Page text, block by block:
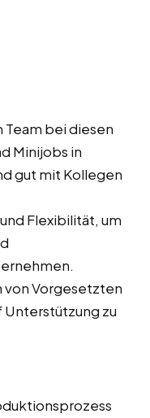
bei diesen
Minijobs in
gut mit Kollegen
Flexibilität, um
von Vorgesetzten
zu